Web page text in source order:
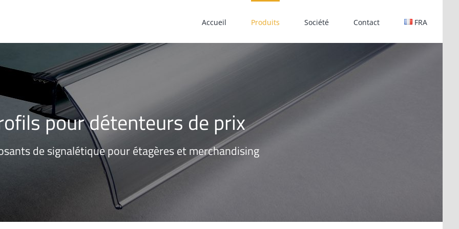
Accueil Produits Société Contact FRA
pour détenteurs de prix
de signalétique pour étagères et merchandising